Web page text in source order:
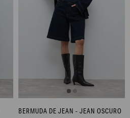
BERMUDA DE JEAN - JEAN OSCURO